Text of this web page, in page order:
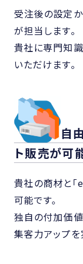
受注後の設定
が担当します。
貴社に専門知識
いただけます。
自
ト販売が可
貴社の商材と
可能です。
独自の付加価値
集客力アップを